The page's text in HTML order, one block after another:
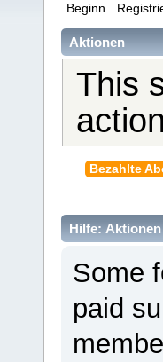
Beginn
Aktionen
This
Bezahlte
Hilfe: Aktionen
Some
paid